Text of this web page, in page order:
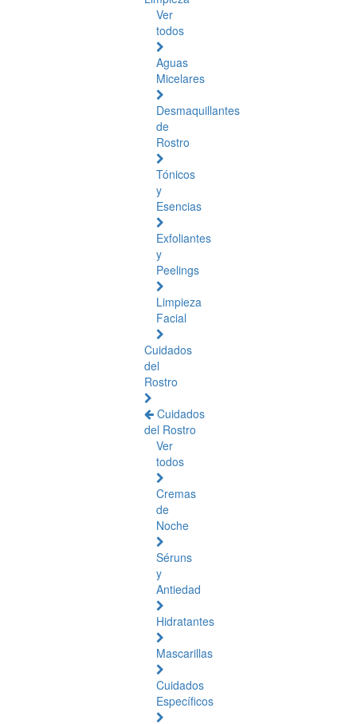
Ver
todos
Aguas
Micelares
Desmaquillantes
de
Rostro
Tónicos
y
Esencias
Exfoliantes
y
Peelings
Limpieza
Facial
Cuidados
del
Rostro
Cuidados
del Rostro
Ver
todos
Cremas
de
Noche
Séruns
y
Antiedad
Hidratantes
Mascarillas
Cuidados
Específicos